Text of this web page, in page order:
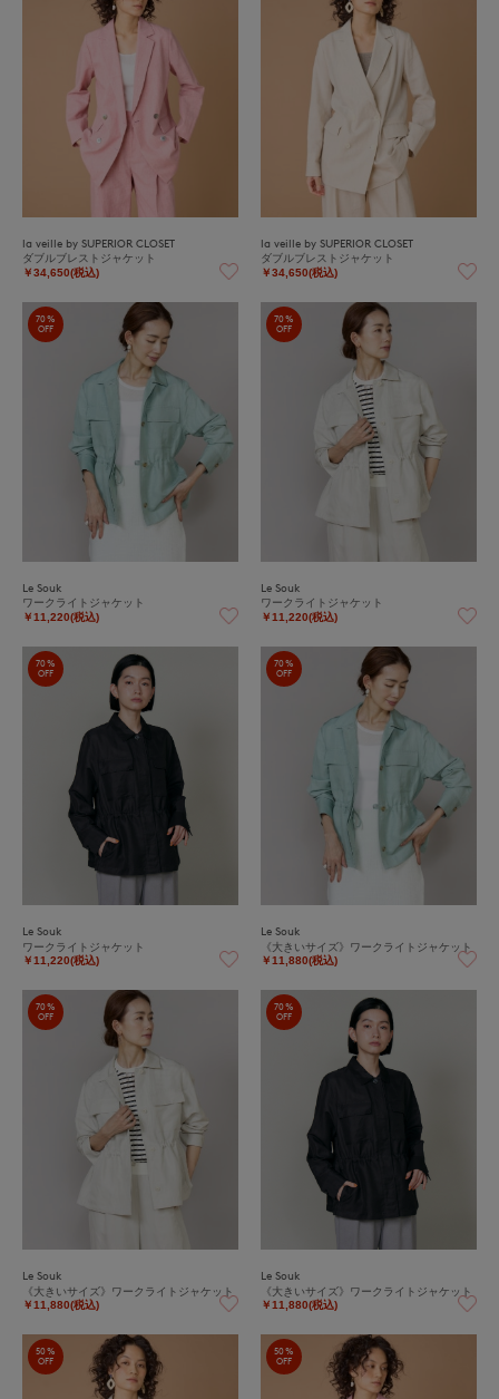
la veille by SUPERIOR CLOSET
ダブルブレストジャケット
￥34,650(税込)
la veille by SUPERIOR CLOSET
ダブルブレストジャケット
￥34,650(税込)
70%
OFF
Le Souk
ワークライトジャケット
￥11,220(税込)
70%
OFF
Le Souk
ワークライトジャケット
￥11,220(税込)
70%
OFF
Le Souk
ワークライトジャケット
￥11,220(税込)
70%
OFF
Le Souk
《大きいサイズ》ワークライトジャケット
￥11,880(税込)
70%
OFF
Le Souk
《大きいサイズ》ワークライトジャケット
￥11,880(税込)
70%
OFF
Le Souk
《大きいサイズ》ワークライトジャケット
￥11,880(税込)
50%
OFF
50%
OFF